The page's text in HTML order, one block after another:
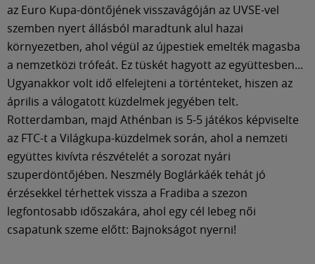
az Euro Kupa-döntőjének visszavágóján az UVSE-vel
szemben nyert állásból maradtunk alul hazai
környezetben, ahol végül az újpestiek emelték magasba
a nemzetközi trófeát. Ez tüskét hagyott az együttesben...
Ugyanakkor volt idő elfelejteni a történteket, hiszen az
április a válogatott küzdelmek jegyében telt.
Rotterdamban, majd Athénban is 5-5 játékos képviselte
az FTC-t a Világkupa-küzdelmek során, ahol a nemzeti
együttes kivívta részvételét a sorozat nyári
szuperdöntőjében. Neszmély Boglárkáék tehát jó
érzésekkel térhettek vissza a Fradiba a szezon
legfontosabb időszakára, ahol egy cél lebeg női
csapatunk szeme előtt: Bajnokságot nyerni!
Közösség
Múzeum
English